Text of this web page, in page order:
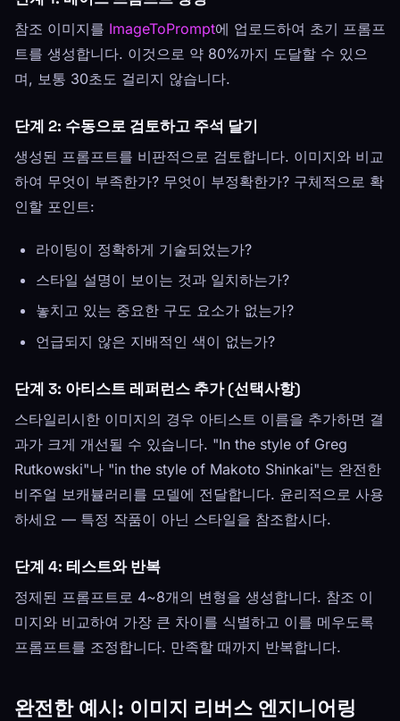
참조 이미지를 ImageToPrompt에 업로드하여 초기 프롬프
트를 생성합니다. 이것으로 약 80%까지 도달할 수 있으
며, 보통 30초도 걸리지 않습니다.
단계 2: 수동으로 검토하고 주석 달기
생성된 프롬프트를 비판적으로 검토합니다. 이미지와 비교
하여 무엇이 부족한가? 무엇이 부정확한가? 구체적으로 확
인할 포인트:
라이팅이 정확하게 기술되었는가?
스타일 설명이 보이는 것과 일치하는가?
놓치고 있는 중요한 구도 요소가 없는가?
언급되지 않은 지배적인 색이 없는가?
단계 3: 아티스트 레퍼런스 추가 (선택사항)
스타일리시한 이미지의 경우 아티스트 이름을 추가하면 결
과가 크게 개선될 수 있습니다. "In the style of Greg
Rutkowski"나 "in the style of Makoto Shinkai"는 완전한
비주얼 보캐뷸러리를 모델에 전달합니다. 윤리적으로 사용
하세요 — 특정 작품이 아닌 스타일을 참조합시다.
단계 4: 테스트와 반복
정제된 프롬프트로 4~8개의 변형을 생성합니다. 참조 이
미지와 비교하여 가장 큰 차이를 식별하고 이를 메우도록
프롬프트를 조정합니다. 만족할 때까지 반복합니다.
완전한 예시: 이미지 리버스 엔지니어링